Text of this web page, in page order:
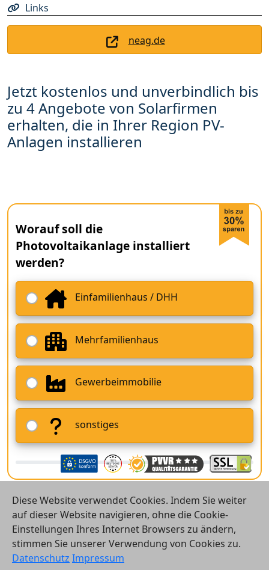
Links
neag.de
Jetzt kostenlos und unverbindlich bis
zu 4 Angebote von Solarfirmen
erhalten, die in Ihrer Region PV-
Anlagen installieren
Worauf soll die
Photovoltaikanlage installiert
werden?
Einfamilienhaus / DHH
Mehrfamilienhaus
Gewerbeimmobilie
sonstiges
© 2026 Vergleichsrechner24 GmbH
Diese Website verwendet Cookies. Indem Sie weiter
auf dieser Website navigieren, ohne die Cookie-
Einstellungen Ihres Internet Browsers zu ändern,
stimmen Sie unserer Verwendung von Cookies zu.
Datenschutz Impressum